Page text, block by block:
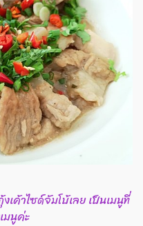
เค้าไซด์จัมโบ้เลย เป็นเมนูที่
มนูค่ะ